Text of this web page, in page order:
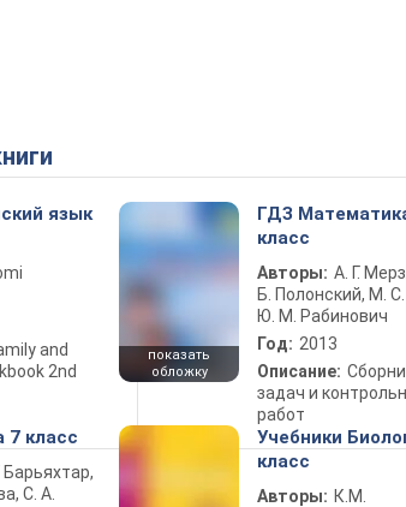
язык
and
2nd
показать
обложку
ГДЗ
класс
Авторы: А. Г.
Б. Полонский, М. С.
Ю. М. Рабинович
Год: 2013
Описание:
задач и
работ
7 класс
Барьяхтар,
С. А.
Учебники
класс
Авторы: К.М.